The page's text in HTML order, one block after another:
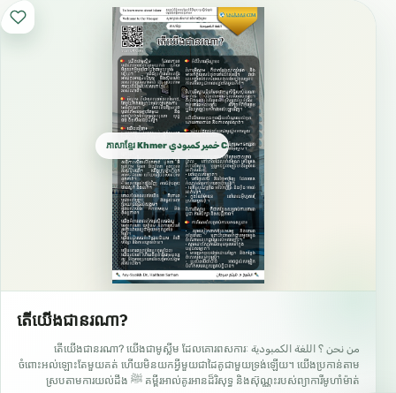
ភាសាខ្មែរ Khmer خمير كمبودي Cambodian
តើយើងជានរណា?
من نحن ؟ اللغة الكمبودية តើយើងជានរណា? យើងជាមូស្លីម ដែលគោរពសការៈ
ចំពោះអល់ឡោះតែមួយគត់ ហើយមិនយកអ្វីមួយជាដៃគូជាមួយទ្រង់ឡើយ។ យើងប្រកាន់តាម
គម្ពីរ​អាល់គូរអាន​ដ៏រិសុទ្ធ និងស៊ុណ្ណះរបស់ព្យាការីមូហាំម៉ាត់ ﷺ ស្របតាមការយល់ដឹង